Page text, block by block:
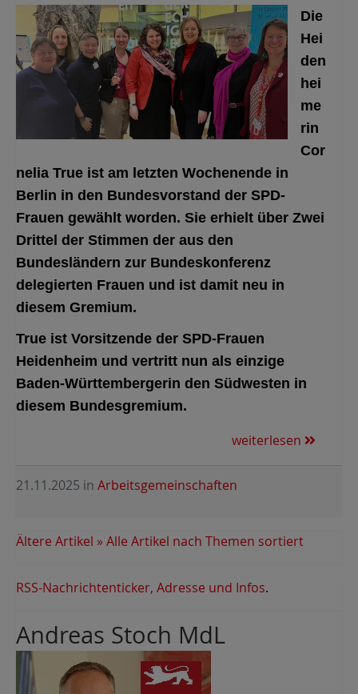
Die
Hei
den
hei
me
rin
Cor
nelia True ist am letzten Wochenende in
Berlin in den Bundesvorstand der SPD-
Frauen gewählt worden. Sie erhielt über Zwei
Drittel der Stimmen der aus den
Bundesländern zur Bundeskonferenz
delegierten Frauen und ist damit neu in
diesem Gremium.
True ist Vorsitzende der SPD-Frauen
Heidenheim und vertritt nun als einzige
Baden-Württembergerin den Südwesten in
diesem Bundesgremium.
weiterlesen
21.11.2025 in Arbeitsgemeinschaften
Ältere Artikel » Alle Artikel nach Themen sortiert
RSS-Nachrichtenticker, Adresse und Infos.
Andreas Stoch MdL